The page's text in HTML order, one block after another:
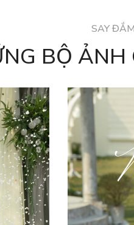
SAY
BỘ ẢNH